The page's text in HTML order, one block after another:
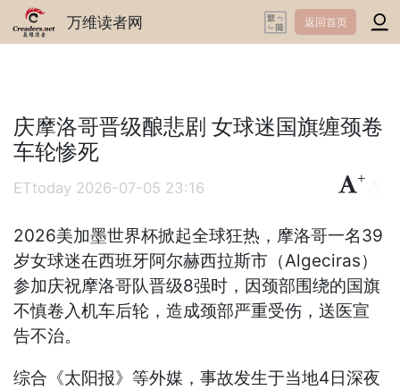
万维读者网 返回首页
庆摩洛哥晋级酿悲剧 女球迷国旗缠颈卷
车轮惨死
ETtoday 2026-07-05 23:16
+
2026美加墨世界杯掀起全球狂热，摩洛哥一名39
岁女球迷在西班牙阿尔赫西拉斯市（Algeciras）
参加庆祝摩洛哥队晋级8强时，因颈部围绕的国旗
不慎卷入机车后轮，造成颈部严重受伤，送医宣
告不治。
综合《太阳报》等外媒，事故发生于当地4日深夜